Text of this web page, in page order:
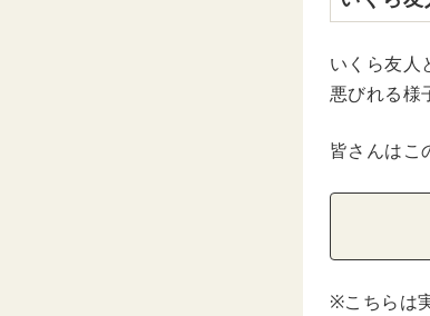
いくら友人
悪びれる様
皆さんはこ
※こちらは